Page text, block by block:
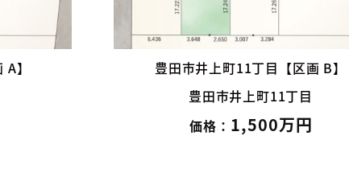
】
豊田市井上町11丁目【区画 C】
豊田市井上町11丁目
価格： 1,600万円